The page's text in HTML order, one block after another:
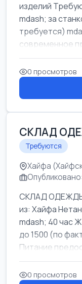
изделий
mdash; за
требуется)
современное
mda...
0 просмотров
СКЛАД
Требуются
Хайфа
СКЛАД ОДЕЖДЫ
из: Хайфа
mdash; 40 час
до 1500 (по
Питание
0 просмотров